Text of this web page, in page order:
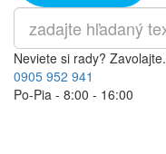
Neviete si rady? Zavolajte.
0905 952 941
Po-Pia - 8:00 - 16:00